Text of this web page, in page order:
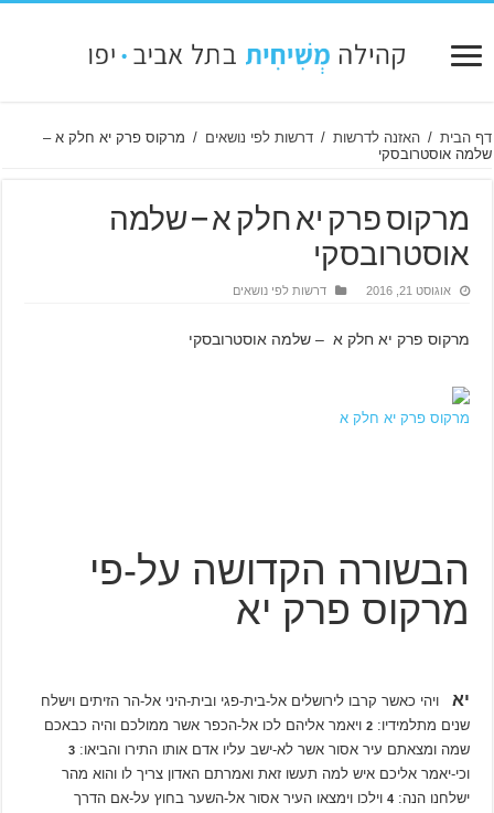
דף הבית / האזנה לדרשות / דרשות לפי נושאים / מרקוס פרק יא חלק א –
שלמה אוסטרובסקי
מרקוס פרק יא חלק א – שלמה
אוסטרובסקי
אוגוסט 21, 2016 דרשות לפי נושאים
מרקוס פרק יא חלק א – שלמה אוסטרובסקי
מרקוס פרק יא חלק א
הבשורה הקדושה על-פי
מרקוס פרק יא
יא
ויהי כאשר קרבו לירושלים אל-בית-פגי ובית-היני אל-הר הזיתים וישלח
שנים מתלמידיו:2 ויאמר אליהם לכו אל-הכפר אשר ממולכם והיה כבאכם
שמה ומצאתם עיר אסור אשר לא-ישב עליו אדם אותו התירו והביאו:3
וכי-יאמר אליכם איש למה תעשו זאת ואמרתם האדון צריך לו והוא מהר
ישלחנו הנה:4 וילכו וימצאו העיר אסור אל-השער בחוץ על-אם הדרך